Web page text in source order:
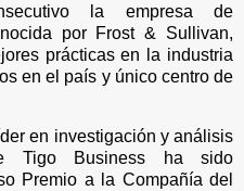
la empresa de
por Frost & Sullivan,
prácticas en la industria
en el país y único centro de
en investigación y análisis
Tigo Business ha sido
Premio a la Compañía del